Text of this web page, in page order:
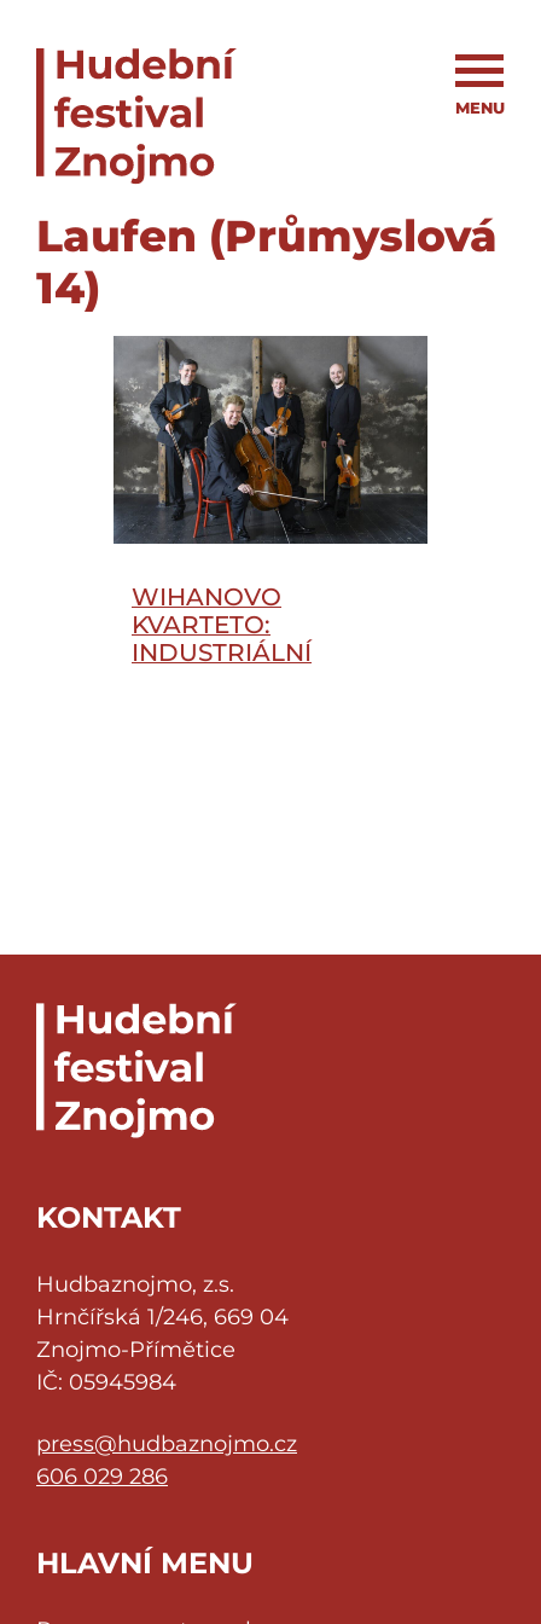
MENU
Laufen (Průmyslová
14)
WIHANOVO
KVARTETO:
INDUSTRIÁLNÍ
KONTAKT
Hudbaznojmo, z.s.
Hrnčířská 1/246, 669 04
Znojmo-Přímětice
IČ: 05945984
press@hudbaznojmo.cz
606 029 286
HLAVNÍ MENU